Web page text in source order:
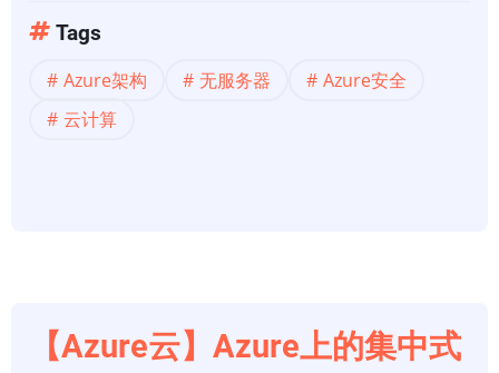
Azure
上
无
Tags
Azure架构 无服务器
Azure安全
云计算
【Azure云】Azure上的集中式